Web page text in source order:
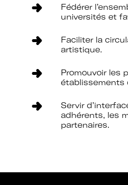
Fédérer
universités et
Faciliter la
artistique.
Promouvoir les
établissements
Servir
adhérents, les
partenaires.